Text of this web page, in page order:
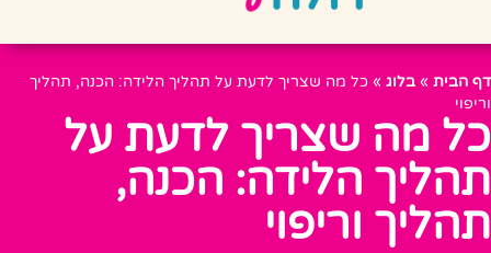
דף הבית » בלוג » כל מה שצריך לדעת על תהליך הלידה: הכנה, תהליך
וריפוי
כל מה שצריך לדעת על
תהליך הלידה: הכנה,
תהליך וריפוי